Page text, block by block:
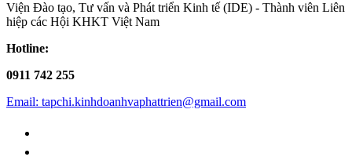
Viện Đào tạo, Tư vấn và Phát triển Kinh tế (IDE) - Thành viên Liên
hiệp các Hội KHKT Việt Nam
Hotline:
0911 742 255
Email: tapchi.kinhdoanhvaphattrien@gmail.com